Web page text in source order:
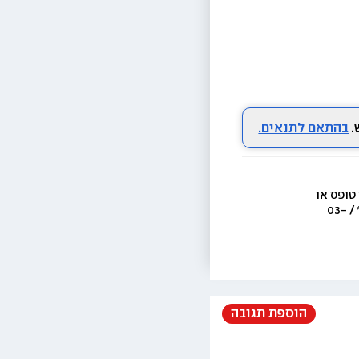
בהתאם לתנאים.
טופס
  או בת.ד 438 ראשון לציון או בטל׳  3733* / 03-
הוספת תגובה